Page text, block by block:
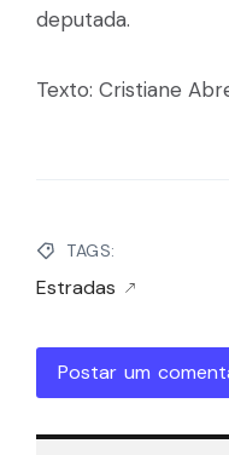
deputada.
Texto: Cristiane
TAGS:
Estradas
Postar um